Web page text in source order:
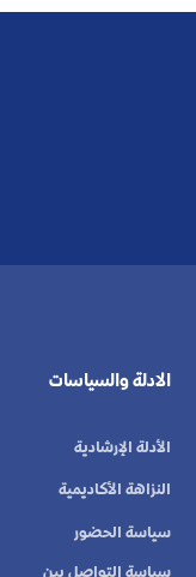
الادلة والسياسات
الأدلة الإرشادية
النزاهة الأكاديمية
سياسة الحضور
سياسة التواصل بين